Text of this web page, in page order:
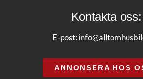
Kontakta oss:
E-post:
ANNONSERA HOS